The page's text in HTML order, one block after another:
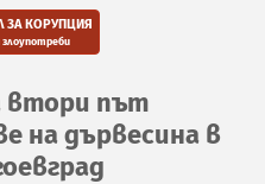
ЗА КОРУПЦИЯ
злоупотреби
втори път
на дървесина в